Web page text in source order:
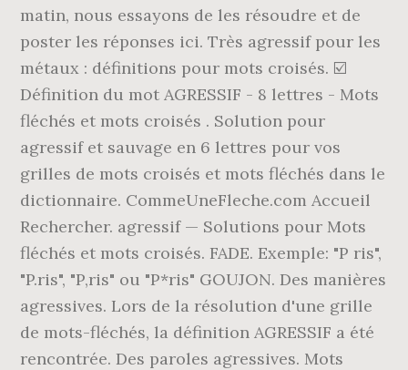
matin, nous essayons de les résoudre et de
poster les réponses ici. Très agressif pour les
métaux : définitions pour mots croisés. ☑️
Définition du mot AGRESSIF - 8 lettres - Mots
fléchés et mots croisés . Solution pour
agressif et sauvage en 6 lettres pour vos
grilles de mots croisés et mots fléchés dans le
dictionnaire. CommeUneFleche.com Accueil
Rechercher. agressif — Solutions pour Mots
fléchés et mots croisés. FADE. Exemple: "P ris",
"P.ris", "P,ris" ou "P*ris" GOUJON. Des manières
agressives. Lors de la résolution d'une grille
de mots-fléchés, la définition AGRESSIF a été
rencontrée. Des paroles agressives. Mots